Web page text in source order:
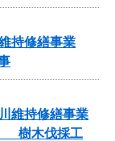
持修繕事業
維持修繕事業
樹木伐採工